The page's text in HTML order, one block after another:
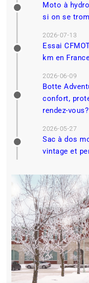
Moto à
si on se
2026-07-13
Essai
km en
2026-06-09
Botte
confort,
rendez-vous?
2026-05-27
Sac à dos
vintage et